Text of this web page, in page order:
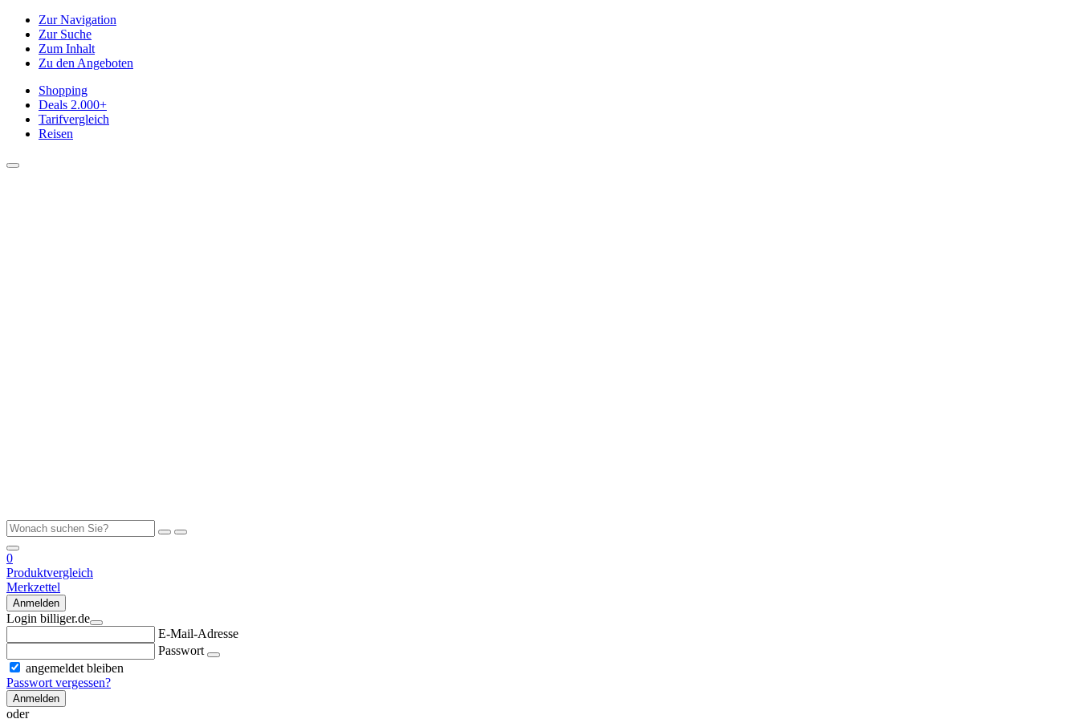
Zur Navigation
Zur Suche
Zum Inhalt
Zu den Angeboten
Shopping
Deals 2.000+
Tarifvergleich
Reisen
0
Produktvergleich
Merkzettel
Anmelden
Login billiger.de
E-Mail-Adresse
Passwort
angemeldet bleiben
Passwort vergessen?
Anmelden
oder